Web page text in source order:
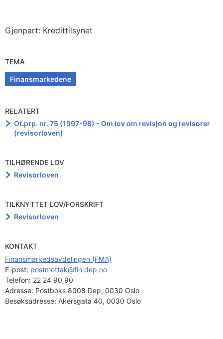
Gjenpart: Kredittilsynet
TEMA
Finansmarkedene
RELATERT
Ot.prp. nr. 75 (1997-98) - Om lov om revisjon og revisorer
(revisorloven)
TILHØRENDE LOV
Revisorloven
TILKNYTTET LOV/FORSKRIFT
Revisorloven
KONTAKT
Finansmarkedsavdelingen (FMA)
E-post: postmottak@fin.dep.no
Telefon: 22 24 90 90
Adresse: Postboks 8008 Dep, 0030 Oslo
Besøksadresse: Akersgata 40, 0030 Oslo